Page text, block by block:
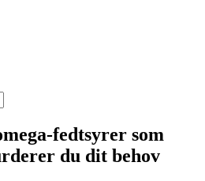
fedtsyrer som
du dit behov